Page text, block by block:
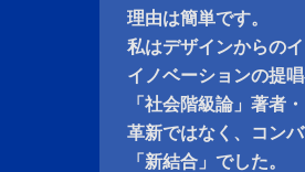
理由は簡単です。
私はデザインからの
イノベーションの提
「社会階級論」著者
革新ではなく、コン
「新結合」でした。